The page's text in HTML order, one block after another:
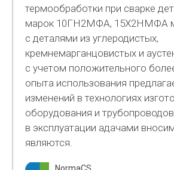
термообработки при сварке
марок 10ГН2МФА, 15Х2НМФА
с деталями из углеродистых,
кремнемарганцовистых и
с учетом положительного
опыта использования
изменений в технологиях
оборудования и
в эксплуатации адачами
являются.